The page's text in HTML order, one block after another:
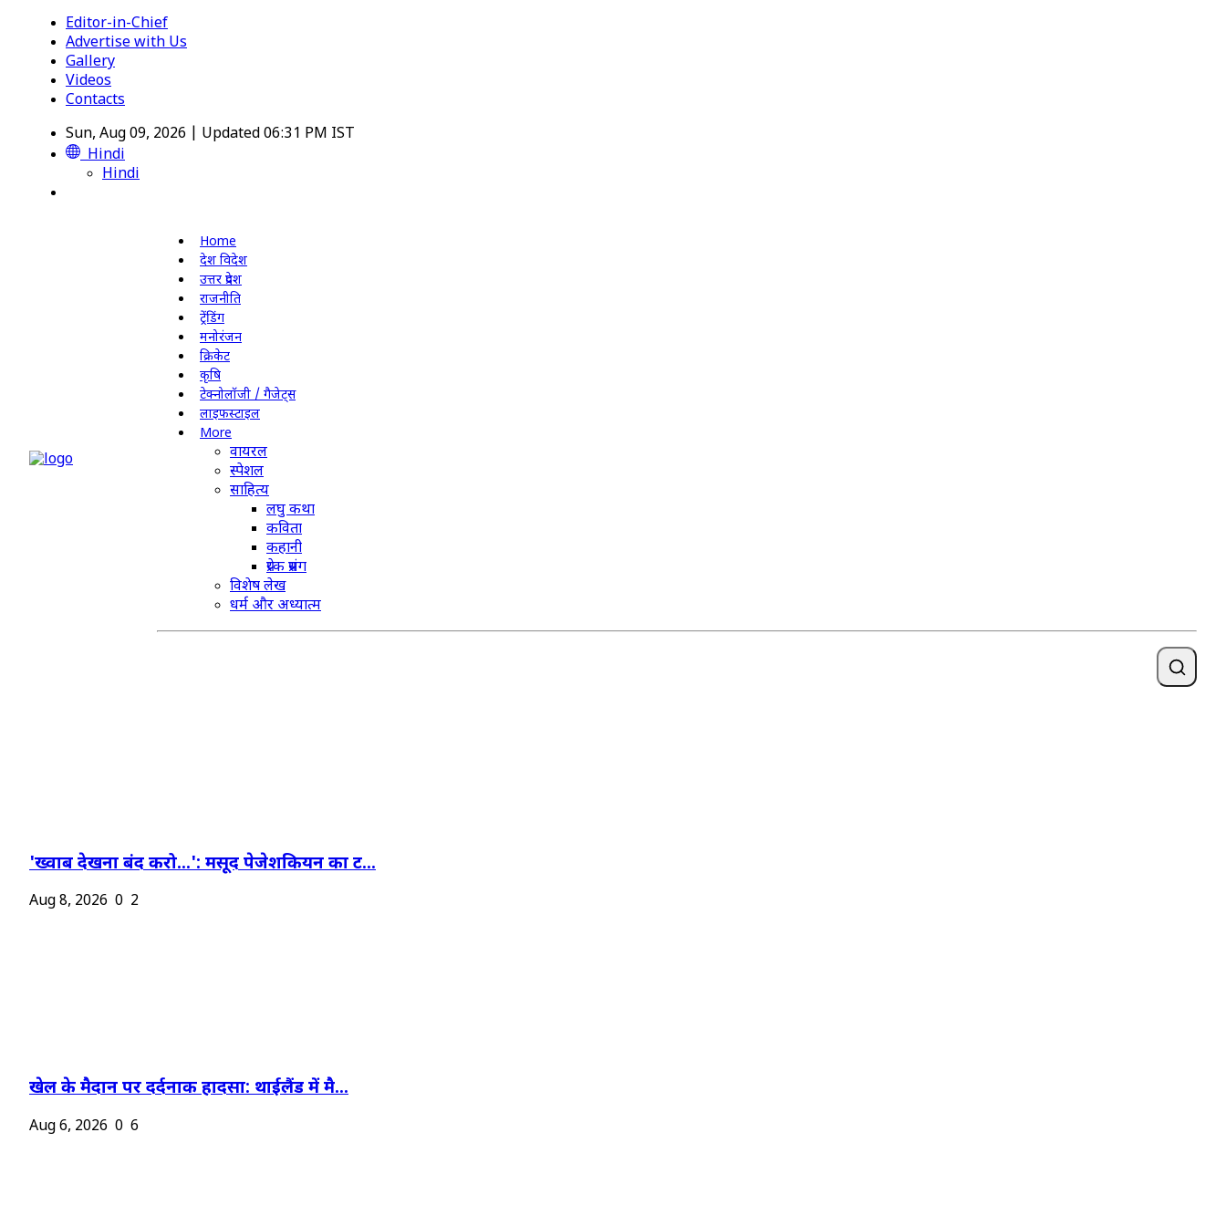
Editor-in-Chief
Advertise with Us
Gallery
Videos
Contacts
Sun, Aug 09, 2026 | Updated 06:31 PM IST
Hindi
Hindi
Home
देश विदेश
उत्तर प्रदेश
राजनीति
ट्रेंडिंग
मनोरंजन
क्रिकेट
कृषि
टेक्नोलॉजी / गैजेट्स
लाइफस्टाइल
More
वायरल
स्पेशल
साहित्य
लघु कथा
कविता
कहानी
प्रेरक प्रसंग
विशेष लेख
धर्म और अध्यात्म
'ख्वाब देखना बंद करो...': मसूद पेजेशकियन का ट...
Aug 8, 2026 0 2
खेल के मैदान पर दर्दनाक हादसा: थाईलैंड में मै...
Aug 6, 2026 0 6